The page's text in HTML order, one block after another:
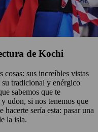
de Kochi
sus increíbles vistas
tradicional y enérgico
sabemos que te
udon, si nos tenemos que
sería esta: pasar una
la isla.